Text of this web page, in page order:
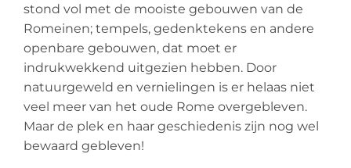
stond vol met de mooiste gebouwen van de
Romeinen; tempels, gedenktekens en andere
openbare gebouwen, dat moet er
indrukwekkend uitgezien hebben. Door
natuurgeweld en vernielingen is er helaas niet
veel meer van het oude Rome overgebleven.
Maar de plek en haar geschiedenis zijn nog wel
bewaard gebleven!